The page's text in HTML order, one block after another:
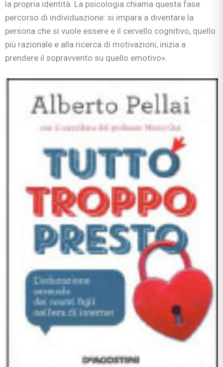
la propria identità. La psicologia chiama questa fase
percorso di individuazione: si impara a diventare la
persona che si vuole essere e il cervello cognitivo, quello
più razionale e alla ricerca di motivazioni, inizia a
prendere il sopravvento su quello emotivo».